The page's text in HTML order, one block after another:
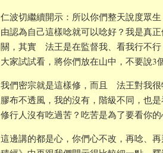
仁波切繼續開示：所以你們整天說度眾
由認為自己這樣唸就可以唸好？我是真
關，其實 法王是在監督我、看我行不行
大家試試看，將你們放在山中，不要說3
我們密宗就是這樣修，而且 法王對我很
膠布不透風，我的沒有，階級不同，也
修行人沒有吃過苦？吃苦是為了要看你的
這邊講的都是心，你們心不改，再唸、